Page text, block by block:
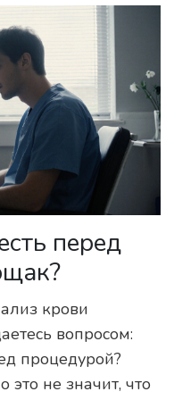
перед
крови
вопросом:
процедурой?
это не значит, что